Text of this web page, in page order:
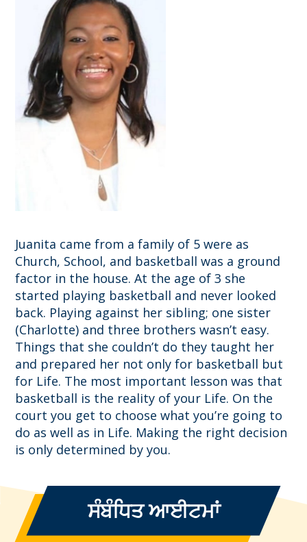
Juanita came from a family of 5 were as
Church, School, and basketball was a ground
factor in the house. At the age of 3 she
started playing basketball and never looked
back. Playing against her sibling; one sister
(Charlotte) and three brothers wasn’t easy.
Things that she couldn’t do they taught her
and prepared her not only for basketball but
for Life. The most important lesson was that
basketball is the reality of your Life. On the
court you get to choose what you’re going to
do as well as in Life. Making the right decision
is only determined by you.
ਸੰਬੰਧਿਤ ਆਈਟਮਾਂ